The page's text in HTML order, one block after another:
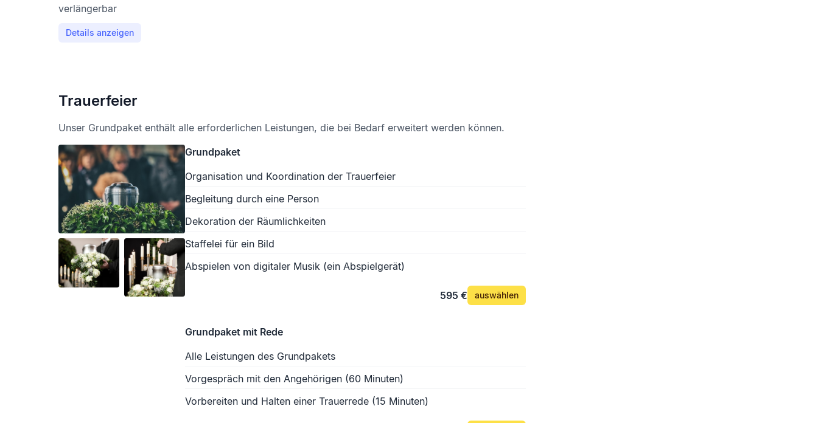
verlängerbar
Details anzeigen
Trauerfeier
Unser Grundpaket enthält alle erforderlichen Leistungen, die bei Bedarf erweitert werden können.
Grundpaket
Organisation und Koordination der Trauerfeier
Begleitung durch eine Person
Dekoration der Räumlichkeiten
Staffelei für ein Bild
Abspielen von digitaler Musik (ein Abspielgerät)
595 € auswählen
Grundpaket mit Rede
Alle Leistungen des Grundpakets
Vorgespräch mit den Angehörigen (60 Minuten)
Vorbereiten und Halten einer Trauerrede (15 Minuten)